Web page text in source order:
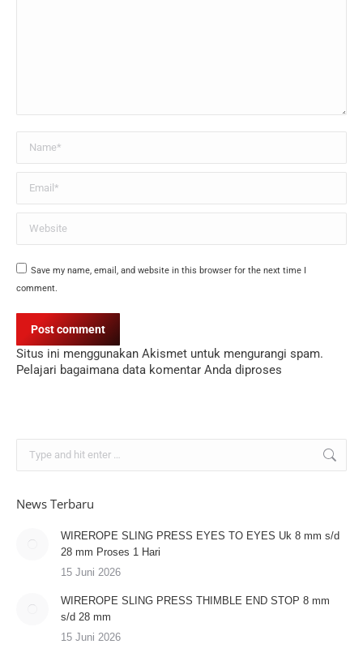
Email *
Website
Save my name, email, and website in this browser for the next time I
comment.
Post comment
Situs ini menggunakan Akismet untuk mengurangi spam.
Pelajari bagaimana data komentar Anda diproses
News Terbaru
WIREROPE SLING PRESS EYES TO EYES Uk 8 mm s/d
28 mm Proses 1 Hari
15 Juni 2026
WIREROPE SLING PRESS THIMBLE END STOP 8 mm
s/d 28 mm
15 Juni 2026